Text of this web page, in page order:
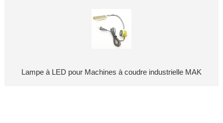
Lampe à LED pour Machines à coudre industrielle MAK